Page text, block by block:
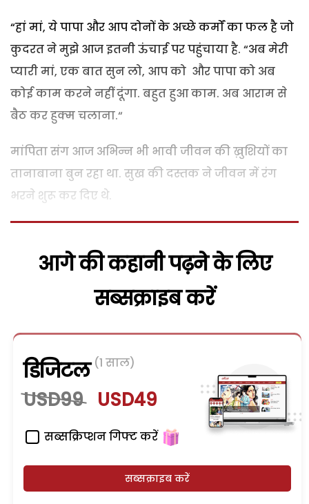
“हां मां, ये पापा और आप दोनों के अच्छे कर्मों का फल है जो
कुदरत ने मुझे आज इतनी ऊंचाई पर पहुंचाया है. “अब मेरी
प्यारी मां, एक बात सुन लो, आप को और पापा को अब
कोई काम करने नहीं दूंगा. बहुत हुआ काम. अब आराम से
बैठ कर हुक्म चलाना.“
मांपिता संग आज अभिन्न भी भावी जीवन की ख़ुशियों का
तानाबाना बुन रहा था. सुख की दस्तक ने जीवन में रंग
भरने शुरू कर दिए थे.
आगे की कहानी पढ़ने के लिए
सब्सक्राइब करें
डिजिटल (1 साल)
USD99 USD49
सब्सक्रिप्शन गिफ्ट करें
सब्सक्राइब करें